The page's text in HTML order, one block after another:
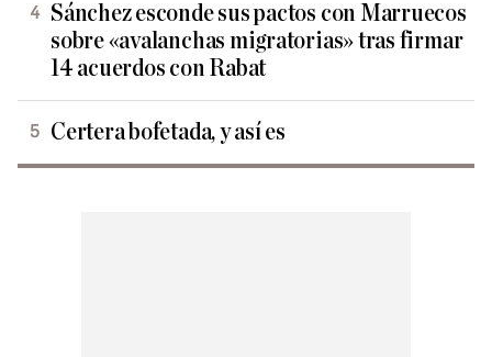
Sánchez esconde sus pactos con Marruecos
sobre «avalanchas migratorias» tras firmar
14 acuerdos con Rabat
Certera bofetada, y así es